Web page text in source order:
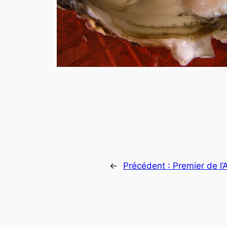
← Précédent : Premier de